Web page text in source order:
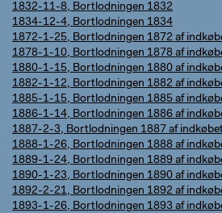
1832-11-8, Bortlodningen 1832
1834-12-4, Bortlodningen 1834
1872-1-25, Bortlodningen 1872 af
1878-1-10, Bortlodningen 1878 af
1880-1-15, Bortlodningen 1880 af
1882-1-12, Bortlodningen 1882 af
1885-1-15, Bortlodningen 1885 af
1886-1-14, Bortlodningen 1886 af
1887-2-3, Bortlodningen 1887 af
1888-1-26, Bortlodningen 1888 af
1889-1-24, Bortlodningen 1889 af
1890-1-23, Bortlodningen 1890 af
1892-2-21, Bortlodningen 1892 af
1893-1-26, Bortlodningen 1893 af